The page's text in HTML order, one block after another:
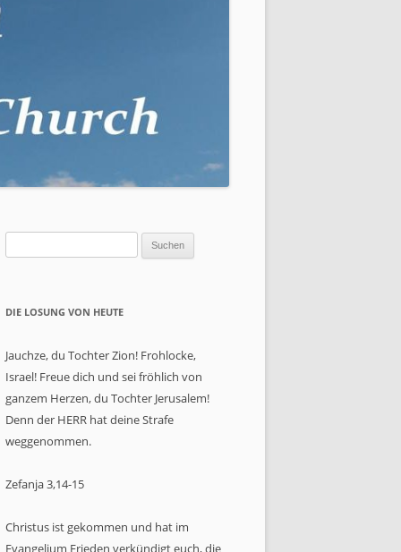
DIE LOSUNG VON HEUTE
Jauchze, du Tochter Zion! Frohlocke,
Israel! Freue dich und sei fröhlich von
ganzem Herzen, du Tochter Jerusalem!
Denn der HERR hat deine Strafe
weggenommen.
Zefanja 3,14-15
Christus ist gekommen und hat im
Evangelium Frieden verkündigt euch, die